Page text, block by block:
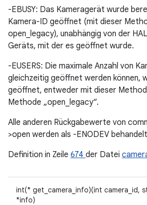
-EBUSY: Das Kameragerät wurde
Kamera-ID geöffnet (mit dieser
open_legacy), unabhängig von der
Geräts, mit der es geöffnet wurde.
-EUSERS: Die maximale Anzahl von
gleichzeitig geöffnet werden können,
geöffnet, entweder mit dieser
Methode „open_legacy“.
Alle anderen Rückgabewerte von
>open werden als -ENODEV
Definition in Zeile 674 der Datei
int(* get_camera_info)(int camera_id,
*info)